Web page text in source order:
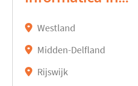
Westland
Midden-Delfland
Rijswijk